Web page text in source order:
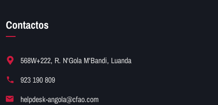
Contactos
568W+222, R. N'Gola M'Bandi, Luanda
923 190 809
helpdesk-angola@cfao.com